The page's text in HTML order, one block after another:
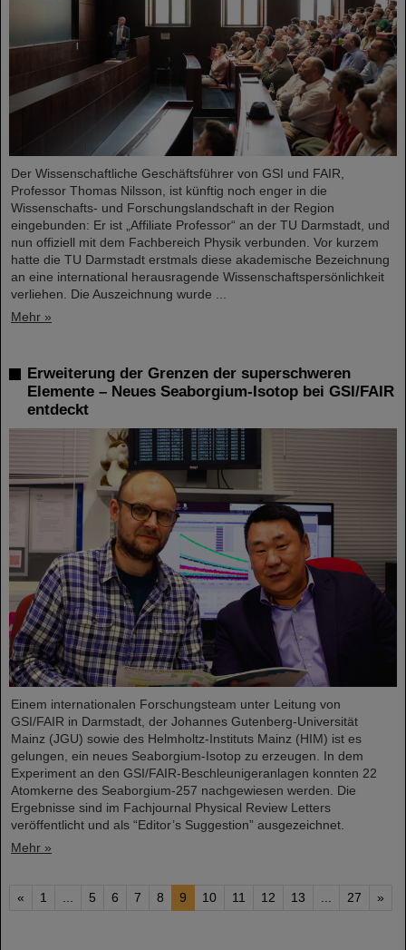
Der Wissenschaftliche Geschäftsführer von GSI und FAIR,
Professor Thomas Nilsson, ist künftig noch enger in die
Wissenschafts- und Forschungslandschaft in der Region
eingebunden: Er ist „Affiliate Professor“ an der TU Darmstadt, und
nun offiziell mit dem Fachbereich Physik verbunden. Vor kurzem
hatte die TU Darmstadt erstmals diese akademische Bezeichnung
an eine international herausragende Wissenschaftspersönlichkeit
verliehen. Die Auszeichnung wurde ...
Mehr »
Erweiterung der Grenzen der superschweren
Elemente – Neues Seaborgium-Isotop bei GSI/FAIR
entdeckt
Einem internationalen Forschungsteam unter Leitung von
GSI/FAIR in Darmstadt, der Johannes Gutenberg-Universität
Mainz (JGU) sowie des Helmholtz-Instituts Mainz (HIM) ist es
gelungen, ein neues Seaborgium-Isotop zu erzeugen. In dem
Experiment an den GSI/FAIR-Beschleunigeranlagen konnten 22
Atomkerne des Seaborgium-257 nachgewiesen werden. Die
Ergebnisse sind im Fachjournal Physical Review Letters
veröffentlicht und als “Editor’s Suggestion” ausgezeichnet.
Mehr »
« 1 ... 5 6 7 8 9 10 11 12 13 ... 27 »